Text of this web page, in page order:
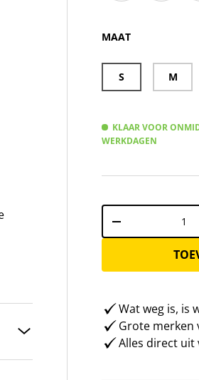
MAAT
S M
KLAAR VOOR
WERKDAGEN
Aantal
-
Wat weg is, is
Grote merken
Alles direct